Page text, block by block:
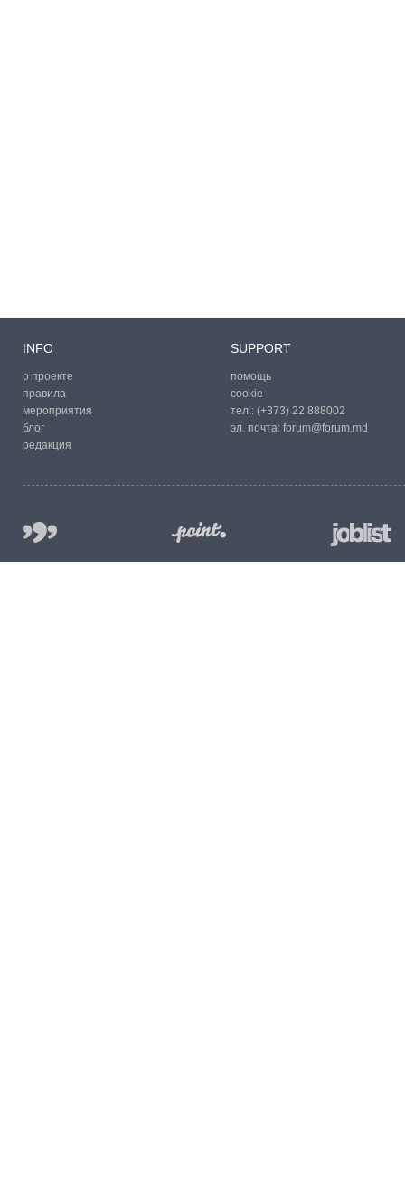
INFO
о проекте
правила
мероприятия
блог
редакция
SUPPORT
помощь
cookie
тел.: (+373) 22 888002
эл. почта: forum@forum.md